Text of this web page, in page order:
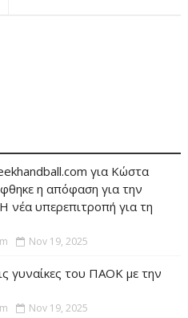
για Κώστα
η απόφαση για την
νέα υπερεπιτροπή για τη
Nov 19, 2025
γυναίκες του ΠΑΟΚ με την
Nov 19, 2025